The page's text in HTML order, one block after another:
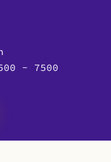
- 7500